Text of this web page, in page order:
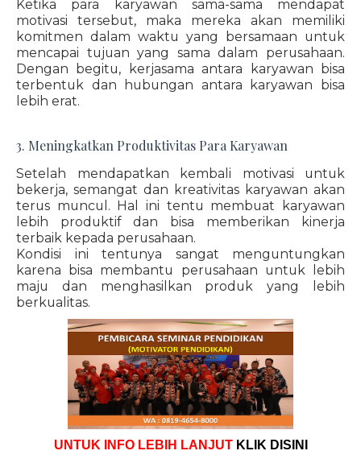
Ketika para karyawan sama-sama mendapat
motivasi tersebut, maka mereka akan memiliki
komitmen dalam waktu yang bersamaan untuk
mencapai tujuan yang sama dalam perusahaan.
Dengan begitu, kerjasama antara karyawan bisa
terbentuk dan hubungan antara karyawan bisa
lebih erat.
3. Meningkatkan Produktivitas Para Karyawan
Setelah mendapatkan kembali motivasi untuk
bekerja, semangat dan kreativitas karyawan akan
terus muncul. Hal ini tentu membuat karyawan
lebih produktif dan bisa memberikan kinerja
terbaik kepada perusahaan.
Kondisi ini tentunya sangat menguntungkan
karena bisa membantu perusahaan untuk lebih
maju dan menghasilkan produk yang lebih
berkualitas.
UNTUK INFO LEBIH LANJUT KLIK DISINI